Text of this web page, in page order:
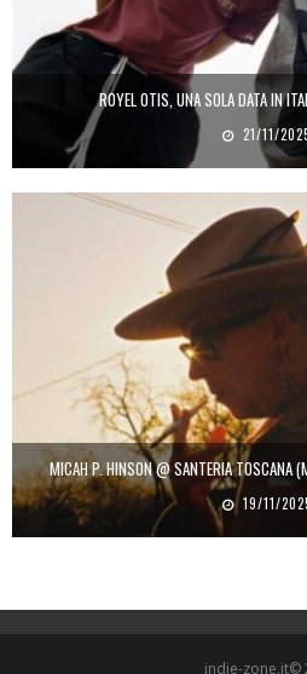
ROYEL OTIS, UNA SOLA DATA IN
21/11/
MICAH P. HINSON @ SANTERIA TOSCANA
19/11/
indie-zone.it©